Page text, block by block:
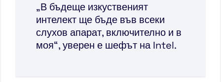
„В бъдеще изкуственият
интелект ще бъде във всеки
слухов апарат, включително и в
моя“, уверен е шефът на Intel.